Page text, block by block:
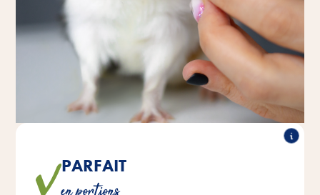
PARFAIT
Ce snack extra-fruité est facile à portionner grâce aux
rainures de rupture.